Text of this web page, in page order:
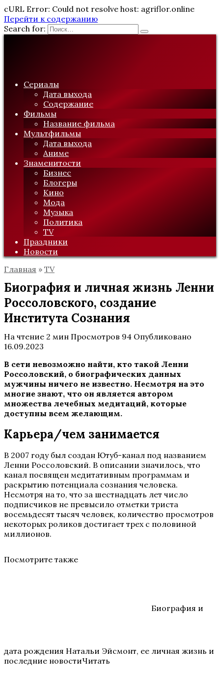
cURL Error: Could not resolve host: agriflor.online
Перейти к содержанию
Search for:
Сериалы
Дата выхода
Содержание
Фильмы
Название фильма
Мультфильмы
Дата выхода
Аниме
Знаменитости
Бизнес
Блогеры
Кино
Мода
Музыка
Политика
TV
Праздники
Новости
Главная » TV
Биография и личная жизнь Ленни
Россоловского, создание
Института Сознания
На чтение 2 мин Просмотров 94 Опубликовано
16.09.2023
В сети невозможно найти, кто такой Ленни
Россоловский, о биографических данных
мужчины ничего не известно. Несмотря на это
многие знают, что он является автором
множества лечебных медитаций, которые
доступны всем желающим.
Карьера/чем занимается
В 2007 году был создан Ютуб-канал под названием
Ленни Россоловский. В описании значилось, что
канал посвящен медитативным программам и
раскрытию потенциала сознания человека.
Несмотря на то, что за шестнадцать лет число
подписчиков не превысило отметки триста
восемьдесят тысяч человек, количество просмотров
некоторых роликов достигает трех с половиной
миллионов.
Посмотрите также
Биография и
дата рождения Натальи Эйсмонт, ее личная жизнь и
последние новостиЧитать